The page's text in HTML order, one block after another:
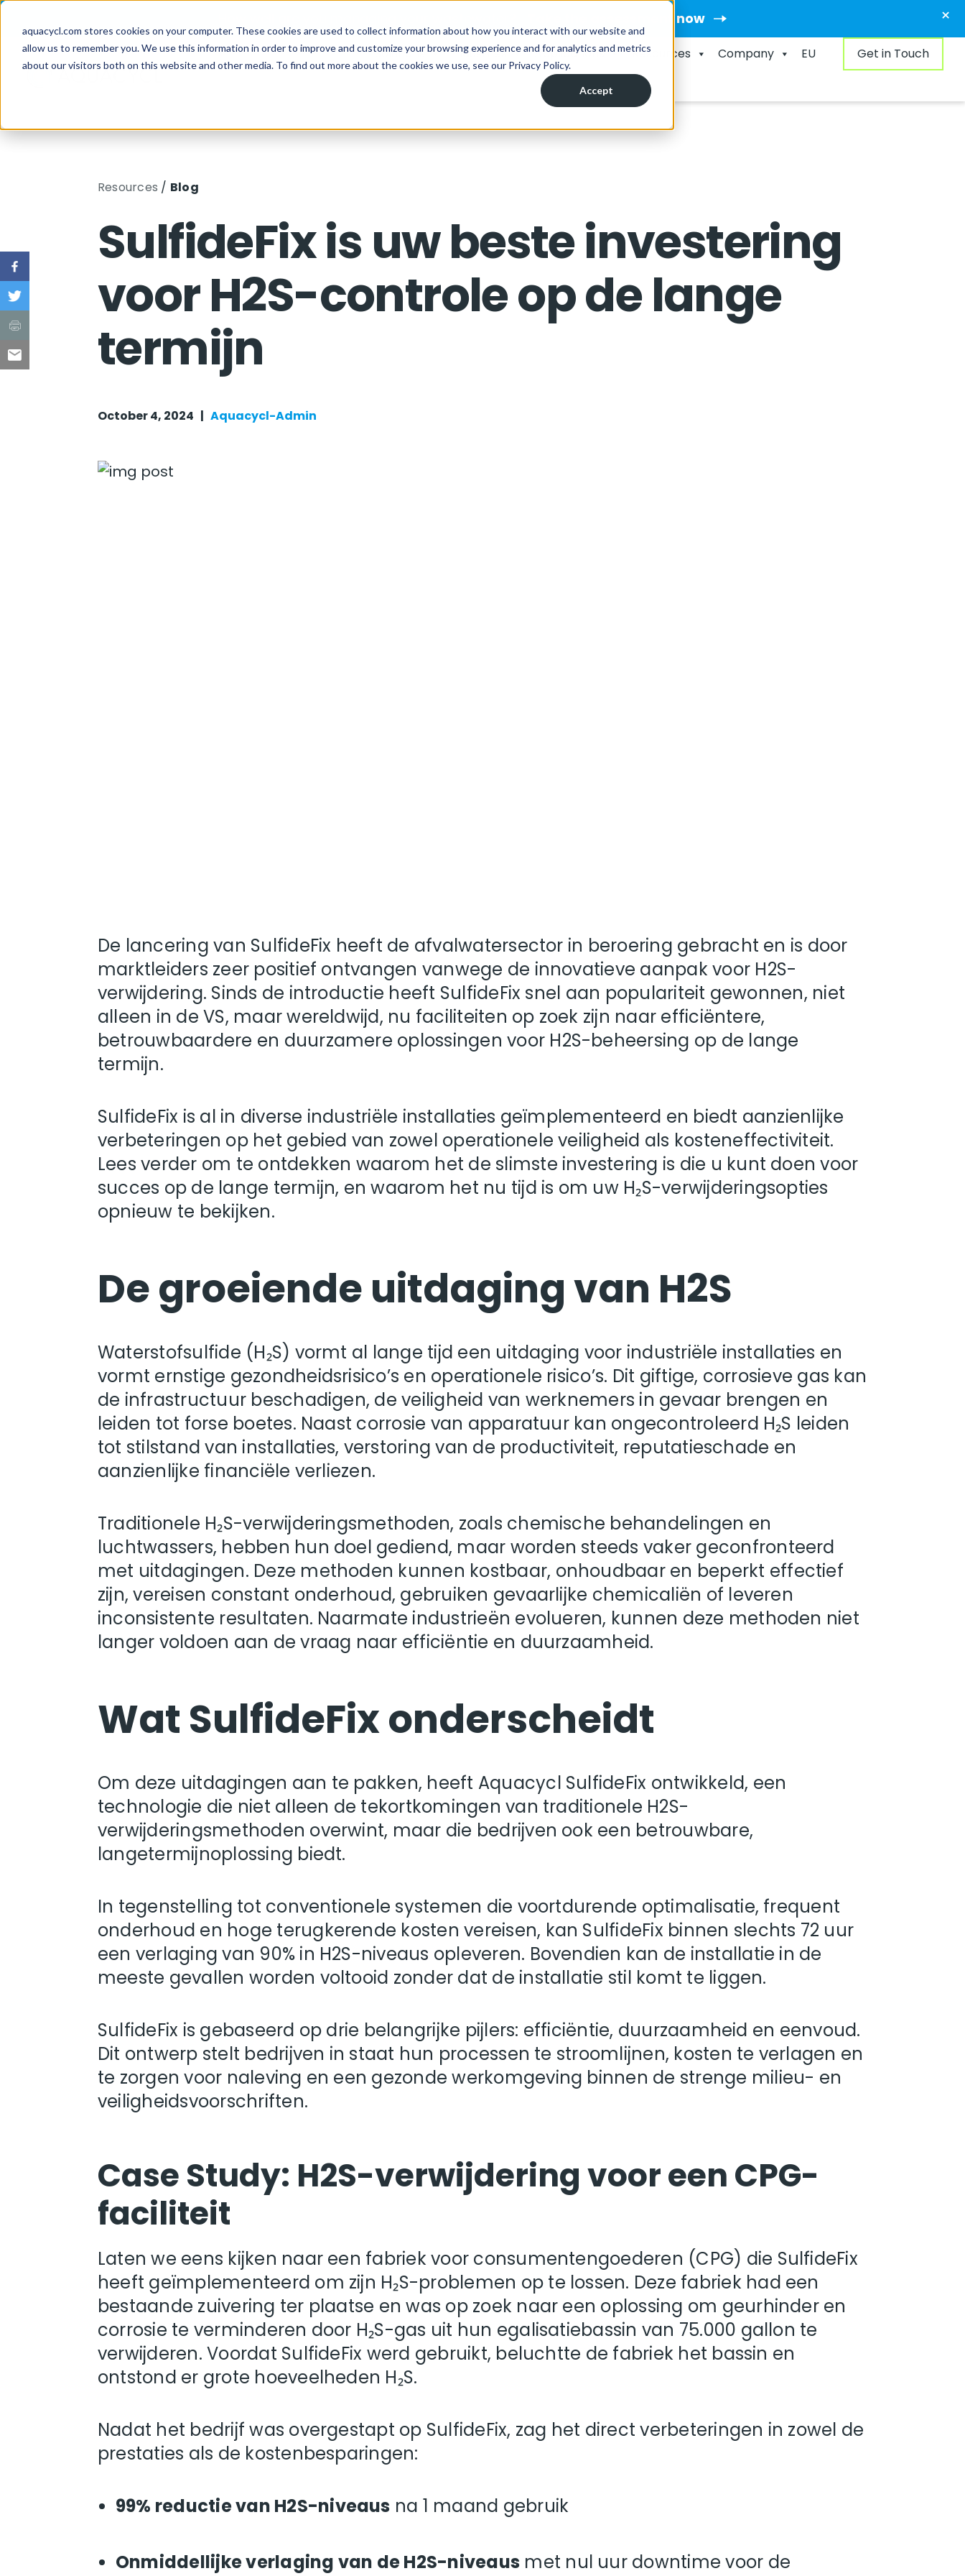
aquacycl.com stores cookies on your computer. These cookies are used to collect information about how you interact with our website and
allow us to remember you. We use this information in order to improve and customize your browsing experience and for analytics and metrics
about our visitors both on this website and other media. To find out more about the cookies we use, see our Privacy Policy.
Accept
Skip
primary
navigation
Skip
main
content
Skip
footer
×
Take the assessment now
Solutions Industries Applications Resources Company EU Get in Touch
Resources / Blog
SulfideFix is ​​uw beste investering
voor H2S-controle op de lange
termijn
October 4, 2024 | Aquacycl-Admin
De lancering van SulfideFix heeft de afvalwatersector in beroering gebracht en is door
marktleiders zeer positief ontvangen vanwege de innovatieve aanpak voor H2S-
verwijdering. Sinds de introductie heeft SulfideFix snel aan populariteit gewonnen, niet
alleen in de VS, maar wereldwijd, nu faciliteiten op zoek zijn naar efficiëntere,
betrouwbaardere en duurzamere oplossingen voor H2S-beheersing op de lange
termijn.
SulfideFix is ​​al in diverse industriële installaties geïmplementeerd en biedt aanzienlijke
verbeteringen op het gebied van zowel operationele veiligheid als kosteneffectiviteit.
Lees verder om te ontdekken waarom het de slimste investering is die u kunt doen voor
succes op de lange termijn, en waarom het nu tijd is om uw H₂S-verwijderingsopties
opnieuw te bekijken.
De groeiende uitdaging van H2S
Waterstofsulfide (H₂S) vormt al lange tijd een uitdaging voor industriële installaties en
vormt ernstige gezondheidsrisico’s en operationele risico’s. Dit giftige, corrosieve gas kan
de infrastructuur beschadigen, de veiligheid van werknemers in gevaar brengen en
leiden tot forse boetes. Naast corrosie van apparatuur kan ongecontroleerd H₂S leiden
tot stilstand van installaties, verstoring van de productiviteit, reputatieschade en
aanzienlijke financiële verliezen.
Traditionele H₂S-verwijderingsmethoden, zoals chemische behandelingen en
luchtwassers, hebben hun doel gediend, maar worden steeds vaker geconfronteerd
met uitdagingen. Deze methoden kunnen kostbaar, onhoudbaar en beperkt effectief
zijn, vereisen constant onderhoud, gebruiken gevaarlijke chemicaliën of leveren
inconsistente resultaten. Naarmate industrieën evolueren, kunnen deze methoden niet
langer voldoen aan de vraag naar efficiëntie en duurzaamheid.
Wat SulfideFix onderscheidt
Om deze uitdagingen aan te pakken, heeft Aquacycl SulfideFix ontwikkeld, een
technologie die niet alleen de tekortkomingen van traditionele H2S-
verwijderingsmethoden overwint, maar die bedrijven ook een betrouwbare,
langetermijnoplossing biedt.
In tegenstelling tot conventionele systemen die voortdurende optimalisatie, frequent
onderhoud en hoge terugkerende kosten vereisen, kan SulfideFix binnen slechts 72 uur
een verlaging van 90% in H2S-niveaus opleveren. Bovendien kan de installatie in de
meeste gevallen worden voltooid zonder dat de installatie stil komt te liggen.
SulfideFix is ​​gebaseerd op drie belangrijke pijlers: efficiëntie, duurzaamheid en eenvoud.
Dit ontwerp stelt bedrijven in staat hun processen te stroomlijnen, kosten te verlagen en
te zorgen voor naleving en een gezonde werkomgeving binnen de strenge milieu- en
veiligheidsvoorschriften.
Case Study: H2S-verwijdering voor een CPG-
faciliteit
Laten we eens kijken naar een fabriek voor consumentengoederen (CPG) die SulfideFix
heeft geïmplementeerd om zijn H₂S-problemen op te lossen. Deze fabriek had een
bestaande zuivering ter plaatse en was op zoek naar een oplossing om geurhinder en
corrosie te verminderen door H₂S-gas uit hun egalisatiebassin van 75.000 gallon te
verwijderen. Voordat SulfideFix werd gebruikt, beluchtte de fabriek het bassin en
ontstond er grote hoeveelheden H₂S.
Nadat het bedrijf was overgestapt op SulfideFix, zag het direct verbeteringen in zowel de
prestaties als de kostenbesparingen:
99% reductie van H2S-niveaus na 1 maand gebruik
Onmiddellijke verlaging van de H2S-niveaus met nul uur downtime voor de